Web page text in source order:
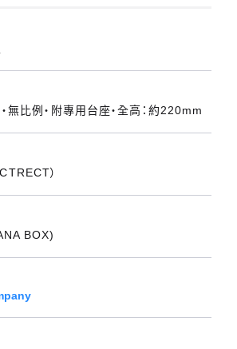
無比例・附專用台座・全高：約220mm
）
BOX)